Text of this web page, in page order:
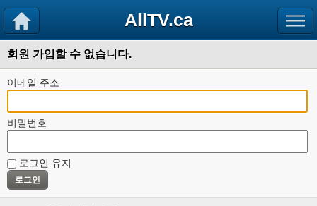
AllTV.ca
회원 가입할 수 없습니다.
이메일 주소
비밀번호
로그인 유지